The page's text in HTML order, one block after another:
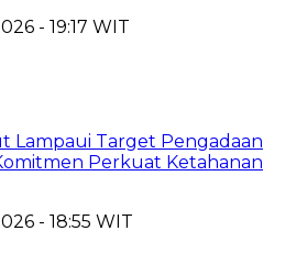
- 19:17 WIT
Lampaui Target Pengadaan
Perkuat Ketahanan
- 18:55 WIT